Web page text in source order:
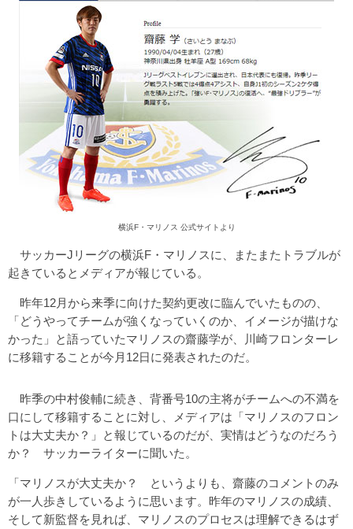
横浜F・マリノス 公式サイトより
サッカーJリーグの横浜F・マリノスに、またまたトラブルが
起きているとメディアが報じている。
昨年12月から来季に向けた契約更改に臨んでいたものの、
「どうやってチームが強くなっていくのか、イメージが描けな
かった」と語っていたマリノスの齋藤学が、川崎フロンターレ
に移籍することが今月12日に発表されたのだ。
昨季の中村俊輔に続き、背番号10の主将がチームへの不満を
口にして移籍することに対し、メディアは「マリノスのフロン
トは大丈夫か？」と報じているのだが、実情はどうなのだろう
か？ サッカーライターに聞いた。
「マリノスが大丈夫か？ というよりも、齋藤のコメントのみ
が一人歩きしているように思います。昨年のマリノスの成績、
そして新監督を見れば、マリノスのプロセスは理解できるはず